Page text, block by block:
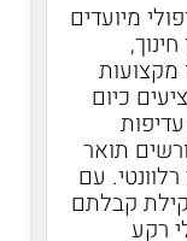
מיועדים
מקצועות
כיום
תואר
רלוונטי. עם
קבלתם
רקע